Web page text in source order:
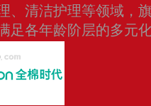
、清洁护理等领域，
足各年龄阶层的多元